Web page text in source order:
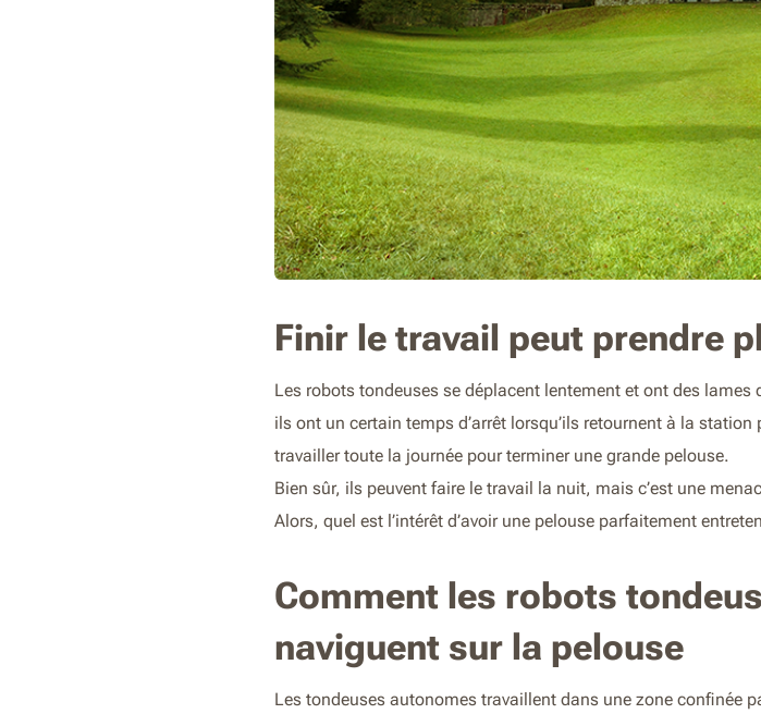
Finir le travail peut prendre
Les robots tondeuses se déplacent lentement et ont des
ils ont un certain temps d’arrêt lorsqu’ils retournent à la
travailler toute la journée pour terminer une grande pelouse.
Bien sûr, ils peuvent faire le travail la nuit, mais c’est une
Alors, quel est l’intérêt d’avoir une pelouse parfaitement
Comment les robots
naviguent sur la pelouse
Les tondeuses autonomes travaillent dans une zone confinée